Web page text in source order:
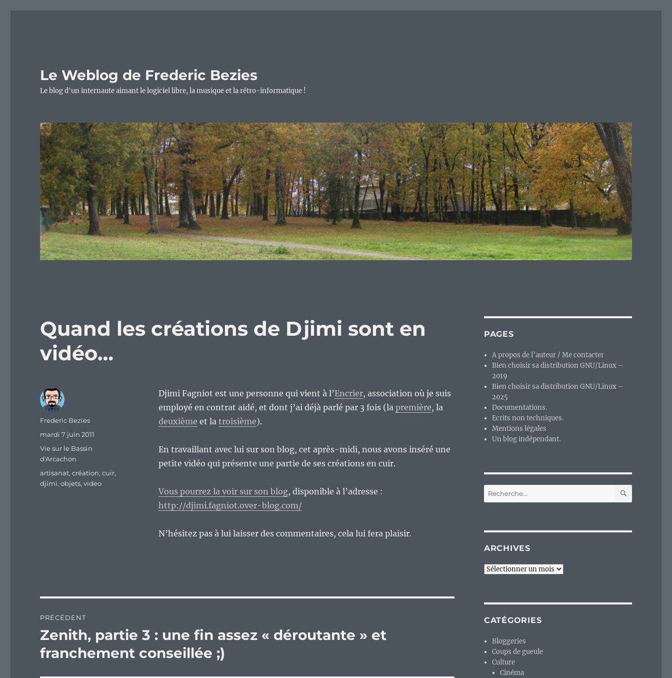
Le Weblog de Frederic Bezies
Le blog d'un internaute aimant le logiciel libre, la musique et la rétro-informatique !
Quand les créations de Djimi sont en
vidéo…
Djimi Fagniot est une personne qui vient à l’Encrier, association où je suis
employé en contrat aidé, et dont j’ai déjà parlé par 3 fois (la première, la
deuxième et la troisième).
En travaillant avec lui sur son blog, cet après-midi, nous avons inséré une
petite vidéo qui présente une partie de ses créations en cuir.
Vous pourrez la voir sur son blog, disponible à l’adresse :
http://djimi.fagniot.over-blog.com/
N’hésitez pas à lui laisser des commentaires, cela lui fera plaisir.
Auteur
Frederic Bezies
Publié
le
mardi 7 juin 2011
Catégories
Vie sur le Bassin
d'Arcachon
Étiquettes
artisanat,création,cuir,
djimi,objets,video
de
l’article
PRÉCÉDENT
Publication
précédente :
Zenith, partie 3 : une fin assez « déroutante » et
franchement conseillée ;)
PAGES
A propos de l’auteur / Me contacter
Bien choisir sa distribution GNU/Linux –
2019
Bien choisir sa distribution GNU/Linux –
2025
Documentations.
Ecrits non techniques.
Mentions légales
Un blog indépendant.
Recherche
pour :
ARCHIVES
Archives
CATÉGORIES
Bloggeries
Coups de gueule
Culture
Cinéma